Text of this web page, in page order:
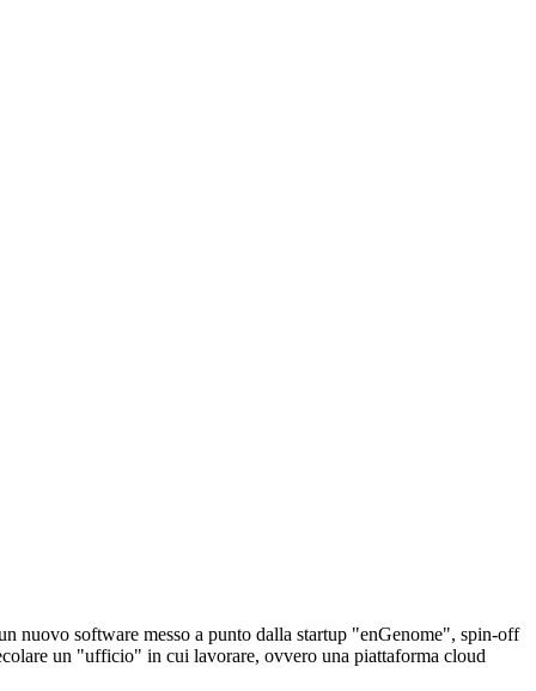
nuovo software messo a punto dalla startup "enGenome", spin-off
un "ufficio" in cui lavorare, ovvero una piattaforma cloud